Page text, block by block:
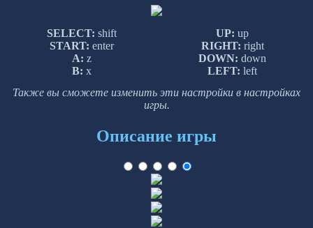
SELECT: shift
START: enter
A: z
B: x
UP: up
RIGHT: right
DOWN: down
LEFT: left
Также вы сможете изменить эти настройки в настройках
игры.
Описание игры